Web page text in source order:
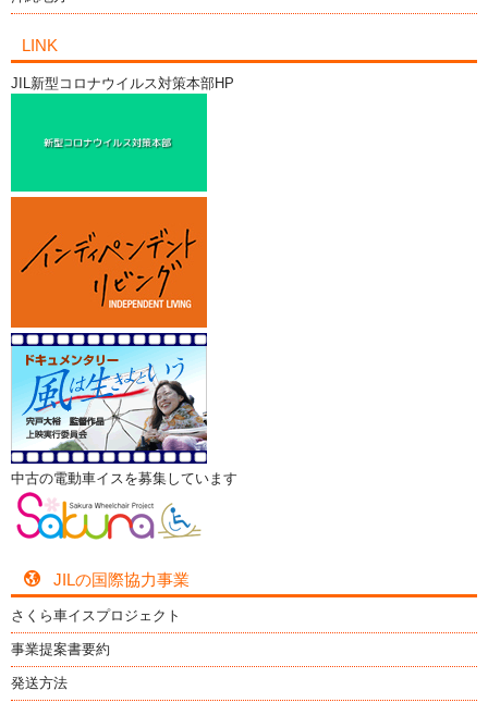
LINK
JIL新型コロナウイルス対策本部HP
中古の電動車イスを募集しています
JILの国際協力事業
さくら車イスプロジェクト
事業提案書要約
発送方法